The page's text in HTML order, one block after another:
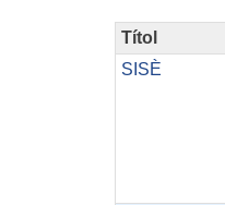
Títol
SISÈ